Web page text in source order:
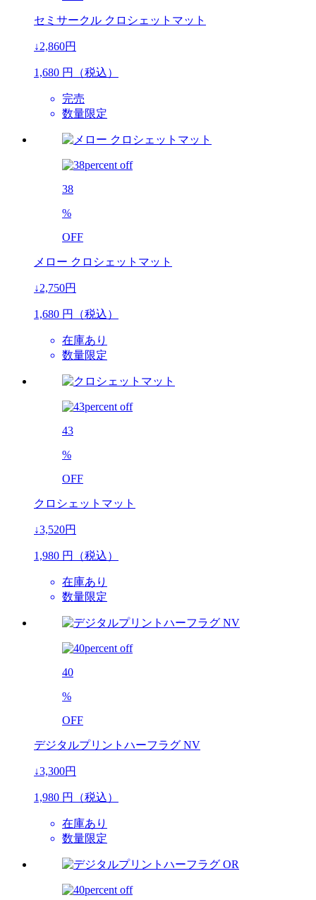
セミサークル クロシェットマット
↓2,860円
1,680 円（税込）
完売
数量限定
38
%
OFF
メロー クロシェットマット
↓2,750円
1,680 円（税込）
在庫あり
数量限定
43
%
OFF
クロシェットマット
↓3,520円
1,980 円（税込）
在庫あり
数量限定
40
%
OFF
デジタルプリントハーフラグ NV
↓3,300円
1,980 円（税込）
在庫あり
数量限定